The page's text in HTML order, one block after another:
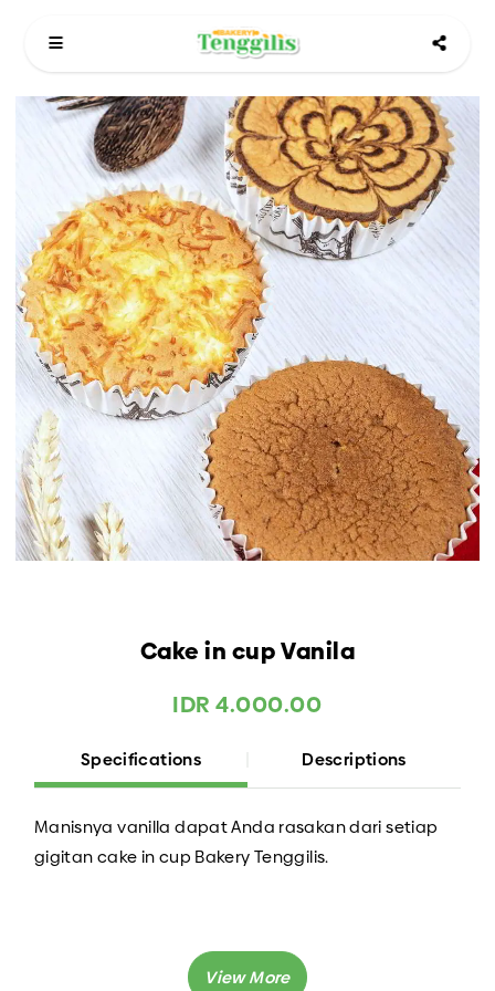
Cake in cup Vanila
IDR 4.000.00
Specifications Descriptions
Manisnya vanilla dapat Anda rasakan dari setiap
gigitan cake in cup Bakery Tenggilis.